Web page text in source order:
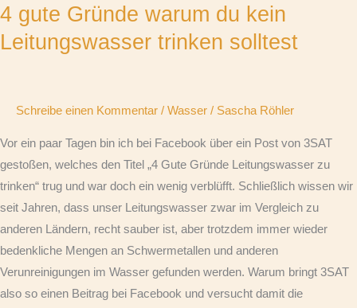
4 gute Gründe warum du kein
Leitungswasser trinken solltest
Schreibe einen Kommentar / Wasser / Sascha Röhler
Vor ein paar Tagen bin ich bei Facebook über ein Post von 3SAT
gestoßen, welches den Titel „4 Gute Gründe Leitungswasser zu
trinken“ trug und war doch ein wenig verblüfft. Schließlich wissen wir
seit Jahren, dass unser Leitungswasser zwar im Vergleich zu
anderen Ländern, recht sauber ist, aber trotzdem immer wieder
bedenkliche Mengen an Schwermetallen und anderen
Verunreinigungen im Wasser gefunden werden. Warum bringt 3SAT
also so einen Beitrag bei Facebook und versucht damit die
Gründe
warum
solltest